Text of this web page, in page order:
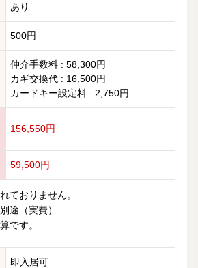
あり
500円
仲介手数料 : 58,300円
カギ交換代 : 16,500円
カードキー設定料 : 2,750円
156,550円
59,500円
ておりません。
途（実費）
です。
即入居可